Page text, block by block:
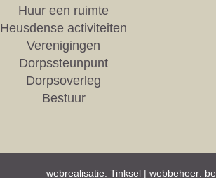
Huur een ruimte
Heusdense activiteiten
Verenigingen
Dorpssteunpunt
Dorpsoverleg
Bestuur
webrealisatie: Tinksel | webbeheer: